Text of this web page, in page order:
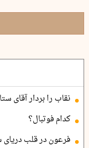
نقاب را بردار آقای
کدام فوتبال؟
فرعون در قلب دریای